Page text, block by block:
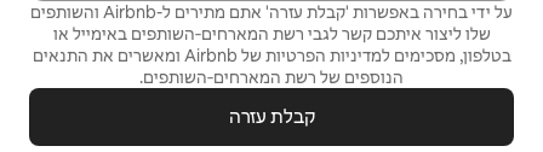
על ידי בחירה באפשרות 'קבלת עזרה' אתם מתירים ל-Airbnb והשותפים
שלו ליצור איתכם קשר לגבי רשת המארחים‑השותפים באימייל או
בטלפון, מסכימים למדיניות הפרטיות של Airbnb ומאשרים את
התנאים
הנוספים של רשת המארחים‑השותפים.
קבלת עזרה